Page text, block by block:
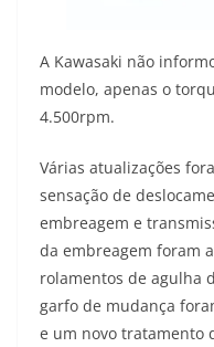
A Kawasaki não
modelo, apenas o
4.500rpm.
Várias atualizações
sensação de
embreagem e
da embreagem foram
rolamentos de agulha
garfo de mudança
e um novo tratamento